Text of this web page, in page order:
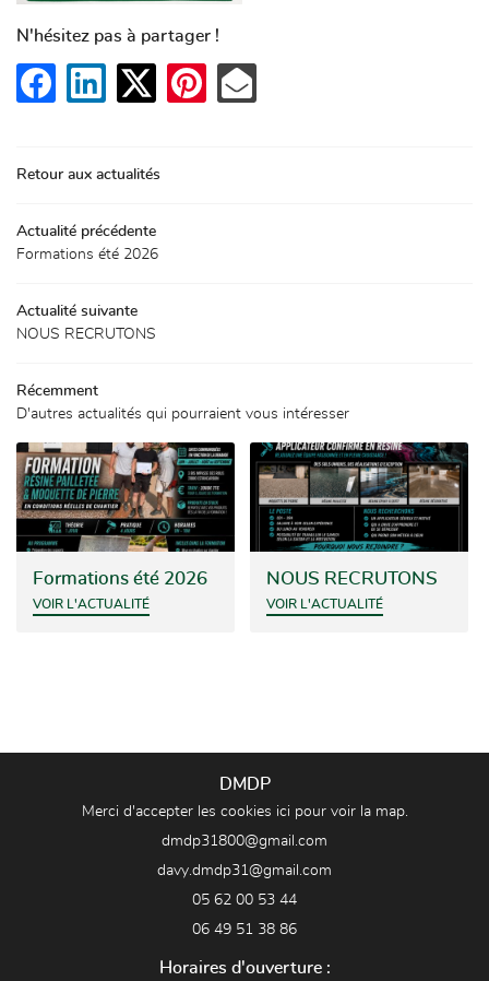
SOLS PROFESSIONNELS
ACTUALITÉS
AVIS
N'hésitez pas à partager !
Retour aux actualités
Actualité précédente
Formations été 2026
Actualité suivante
NOUS RECRUTONS
Récemment
D'autres actualités qui pourraient vous intéresser
Formations été 2026
VOIR L'ACTUALITÉ
NOUS RECRUTONS
VOIR L'ACTUALITÉ
DMDP
Merci d'accepter les cookies ici pour voir la map.
05 62 00 53 44
06 49 51 38 86
Horaires d'ouverture :